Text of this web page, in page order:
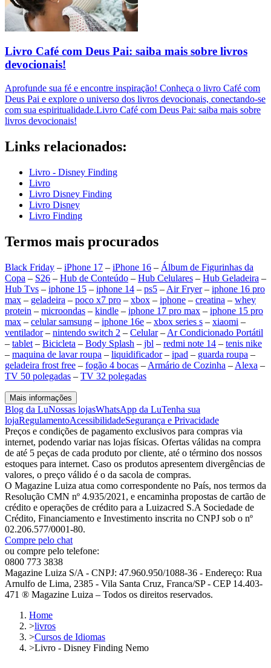
Livro Café com Deus Pai: saiba mais sobre livros
devocionais!
Aprofunde sua fé e encontre inspiração! Conheça o livro Café com
Deus Pai e explore o universo dos livros devocionais, conectando-se
com sua espiritualidade.Livro Café com Deus Pai: saiba mais sobre
livros devocionais!
Links relacionados:
Livro - Disney Finding
Livro
Livro Disney Finding
Livro Disney
Livro Finding
Termos mais procurados
Black Friday – iPhone 17 – iPhone 16 – Álbum de Figurinhas da
Copa – S26 – Hub de Conteúdo – Hub Celulares – Hub Geladeira –
Hub Tvs – iphone 15 – iphone 14 – ps5 – Air Fryer– iphone 16 pro
max – geladeira – poco x7 pro – xbox – iphone – creatina – whey
protein – microondas – kindle – iphone 17 pro max – iphone 15 pro
max – celular samsung – iphone 16e – xbox series s – xiaomi –
ventilador– nintendo switch 2 – Celular– Ar Condicionado Portátil
– tablet – Bicicleta – Body Splash – jbl – redmi note 14 – tenis nike
– maquina de lavar roupa – liquidificador– ipad – guarda roupa –
geladeira frost free – fogão 4 bocas – Armário de Cozinha – Alexa –
TV 50 polegadas – TV 32 polegadas
Mais informações
Blog da LuNossas lojasWhatsApp da LuTenha sua
lojaRegulamentoAcessibilidadeSegurança e Privacidade
Preços e condições de pagamento exclusivos para compras via
internet, podendo variar nas lojas físicas. Ofertas válidas na compra
de até 5 peças de cada produto por cliente, até o término dos nossos
estoques para internet. Caso os produtos apresentem divergências de
valores, o preço válido é o da sacola de compras.
O Magazine Luiza atua como correspondente no País, nos termos da
Resolução CMN nº 4.935/2021, e encaminha propostas de cartão de
crédito e operações de crédito para a Luizacred S.A Sociedade de
Crédito, Financiamento e Investimento inscrita no CNPJ sob o nº
02.206.577/0001-80.
Compre pelo chat
ou compre pelo telefone:
0800 773 3838
Magazine Luiza S/A - CNPJ: 47.960.950/1088-36 - Endereço: Rua
Arnulfo de Lima, 2385 - Vila Santa Cruz, Franca/SP - CEP 14.403-
471 ® Magazine Luiza – Todos os direitos reservados.
Home
>livros
>Cursos de Idiomas
>Livro - Disney Finding Nemo